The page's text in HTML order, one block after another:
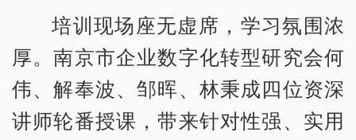
培训现场座无虚席，学习氛围浓
厚。南京市企业数字化转型研究会何
伟、解奉波、邹晖、林秉成四位资深
讲师轮番授课，带来针对性强、实用